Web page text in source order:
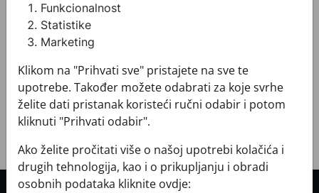
Sirovinski sastav : Svila 100%
+ MATERIJAL I ODRŽAVANJE
+ DOSTAVA
+ PLAĆANJE
+ POVRATI I ZAMJENE
Funkcionalnost
Statistike
Marketing
Klikom na "Prihvati sve" pristajete na sve te
upotrebe. Također možete odabrati za koje svrhe
želite dati pristanak koristeći ručni odabir i potom
kliknuti "Prihvati odabir".
Ako želite pročitati više o našoj upotrebi kolačića i
drugih tehnologija, kao i o prikupljanju i obradi
osobnih podataka kliknite ovdje: